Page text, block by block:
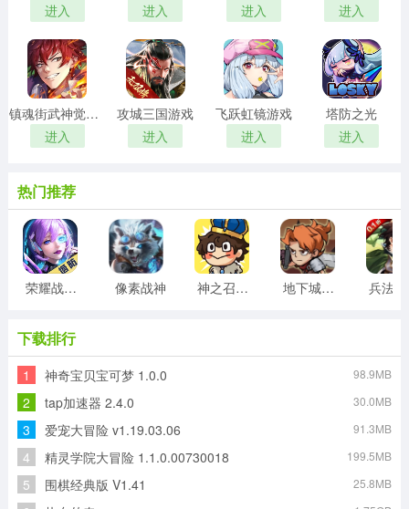
进入
进入
进入
进入
镇魂街武神觉醒游戏
进入
攻城三国游戏
进入
飞跃虹镜游戏
进入
塔防之光
进入
热门推荐
荣耀战争游戏 像素战神 神之召唤游戏 地下城与领主
下载排行
1 神奇宝贝宝可梦 1.0.0 98.9MB
2 tap加速器 2.4.0 30.0MB
3 爱宠大冒险 v1.19.03.06 91.3MB
4 精灵学院大冒险 1.1.0.00730018 199.5MB
5 围棋经典版 V1.41 25.8MB